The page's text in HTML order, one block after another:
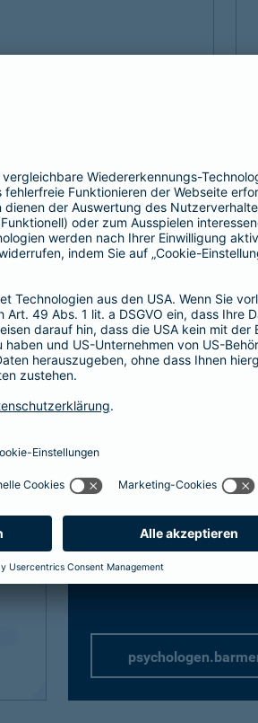
ab.
Schutz vereinbaren.
Psychologen
Exklusive Tarife zu
speziell